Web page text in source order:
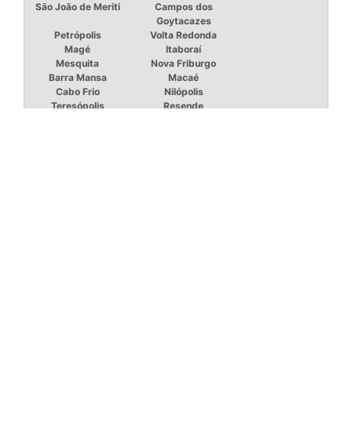
São João de Meriti
Campos dos
Goytacazes
Petrópolis
Volta Redonda
Magé
Itaboraí
Mesquita
Nova Friburgo
Barra Mansa
Macaé
Cabo Frio
Nilópolis
Teresópolis
Resende